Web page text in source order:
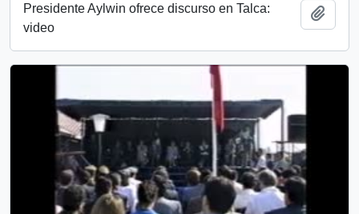
Presidente Aylwin ofrece discurso en Talca:
video